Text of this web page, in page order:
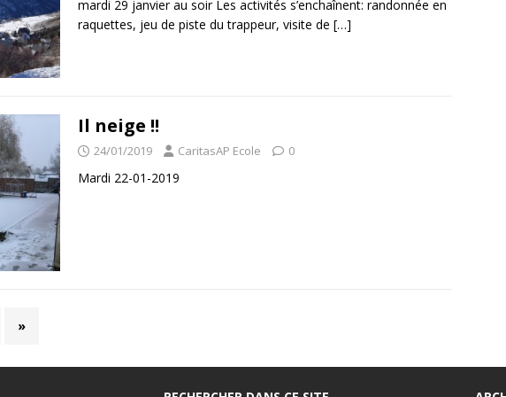
mardi 29 janvier au soir Les activités s’enchaînent: randonnée en
raquettes, jeu de piste du trappeur, visite de […]
Il neige !!
24/01/2019 CaritasAP Ecole 0
Mardi 22-01-2019
»